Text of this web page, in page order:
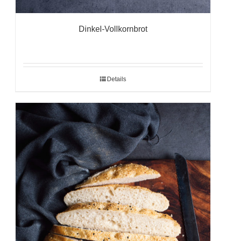
Dinkel-Vollkornbrot
Details